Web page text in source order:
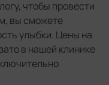
чтобы провести
вы сможете
улыбки. Цены на
в нашей клинике